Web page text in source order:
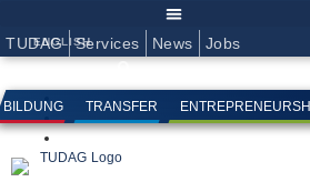
springen
TUDAG Services News Jobs
ENGLISH
BILDUNG TRANSFER